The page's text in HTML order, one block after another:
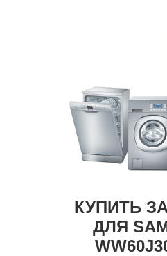
КУПИТЬ
ДЛЯ